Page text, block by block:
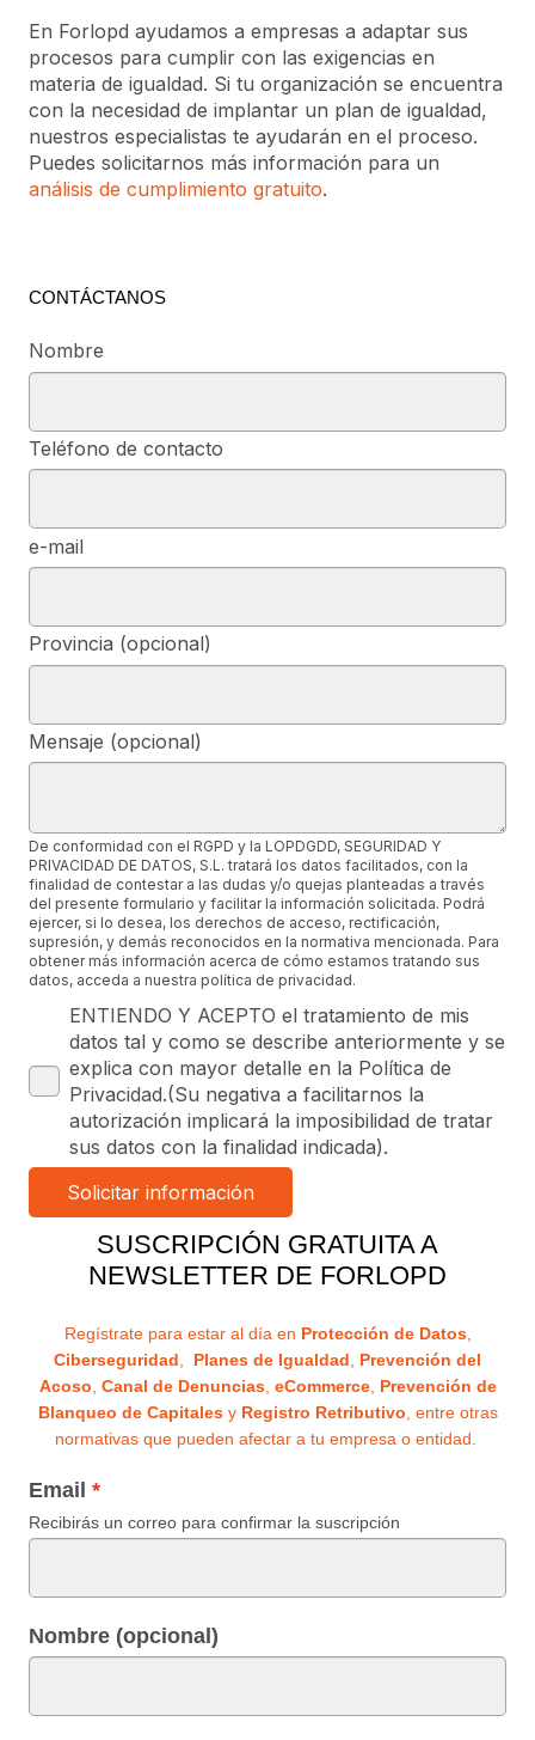
En Forlopd ayudamos a empresas a adaptar sus
procesos para cumplir con las exigencias en
materia de igualdad. Si tu organización se encuentra
con la necesidad de implantar un plan de igualdad,
nuestros especialistas te ayudarán en el proceso.
Puedes solicitarnos más información para un
análisis de cumplimiento gratuito.
CONTÁCTANOS
Nombre
Teléfono de contacto
e-mail
Provincia (opcional)
Mensaje (opcional)
De conformidad con el RGPD y la LOPDGDD, SEGURIDAD Y
PRIVACIDAD DE DATOS, S.L. tratará los datos facilitados, con la
finalidad de contestar a las dudas y/o quejas planteadas a través
del presente formulario y facilitar la información solicitada. Podrá
ejercer, si lo desea, los derechos de acceso, rectificación,
supresión, y demás reconocidos en la normativa mencionada. Para
obtener más información acerca de cómo estamos tratando sus
datos, acceda a nuestra política de privacidad.
ENTIENDO Y ACEPTO el tratamiento de mis
datos tal y como se describe anteriormente y se
explica con mayor detalle en la Política de
Privacidad.(Su negativa a facilitarnos la
autorización implicará la imposibilidad de tratar
sus datos con la finalidad indicada).
SUSCRIPCIÓN GRATUITA A
NEWSLETTER DE FORLOPD
Regístrate para estar al día en Protección de Datos,
Ciberseguridad
Planes de Igualdad
Prevención del
Acoso Canal de Denuncias, eCommerce, Prevención de
Blanqueo de Capitalesy Registro Retributivo , entre otras
normativas que pueden afectar a tu empresa o entidad.
Email
Recibirás un correo para confirmar la suscripción
Nombre (opcional)